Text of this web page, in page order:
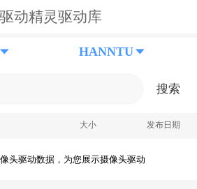
驱动精灵驱动库
HANNTU
搜索
大小 发布日期
头驱动数据，为您展示摄像头驱动